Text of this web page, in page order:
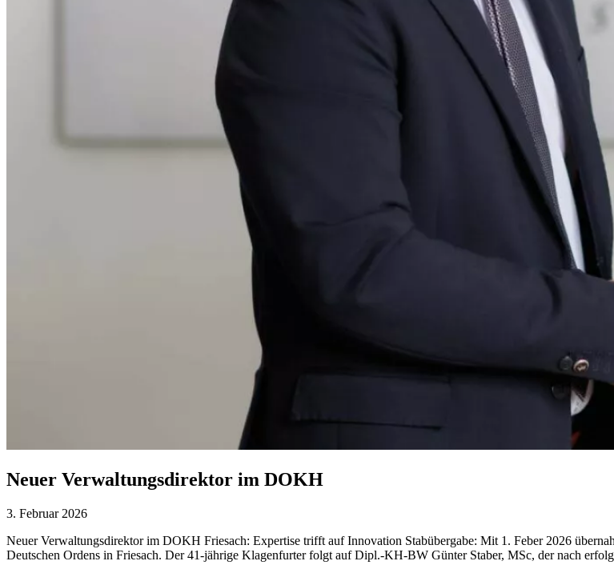
Neuer Verwaltungsdirektor im DOKH
3. Februar 2026
Neuer Verwaltungsdirektor im DOKH Friesach: Expertise trifft auf Innovation Stabübergabe: Mit 1. Feber 2026
Deutschen Ordens in Friesach. Der 41-jährige Klagenfurter folgt auf Dipl.-KH-BW Günter Staber, MSc, der nach